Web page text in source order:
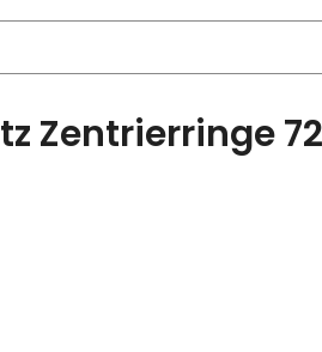
Zentrierringe